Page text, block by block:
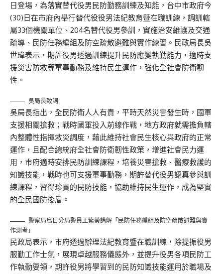
日登場，為落實替代役男民防勤務訓練及知能，台中市政府今
(30)日在市府內舉行替代役役男法紀教育暨在職訓練，調訓轄
屬33個機關單位、204名替代役男參訓，實施治安維護及交通
疏導、民防任務編組及防空疏散避難與實作練習。民政局長吳
世瑋表示，期許役男透過訓練提升民防應變執勤能力，適時支
援災害防救等軍事勤務及維持民生運作，強化全社會防衛韌
性。
吳局長致詞
吳局長指出，全民防衛人人有責，平時天然災害發生時，國軍
支援相關搶救；戰時國軍投入前線作戰，地方政府就需擔負轄
內整體性指揮救災調度，藉此維持社會民生核心與政府的正常
運作，且配合總統府全社會防衛韌性政策，增進社會民力運
用，市府適時安排民防訓練課程，培養災害搶救、醫療救護的
知識技能，戰時也可支援軍事勤務，期許替代役男認真參與訓
練課程，習得珍貴的民防技能，協助維持民生運作，成為堅實
的全民國防後盾。
警察局烏日分局警員王紫葵講解「民防任務編組及防空疏散避難與實
作測考」
民政局表示，市府透過辦理法紀教育暨在職訓練，除提振役男
服勤工作士氣，展現卓越服務儀態外，並提升役男各項民防工
作執勤要領，期許役男將學習到的民防知識技能運用於職場及